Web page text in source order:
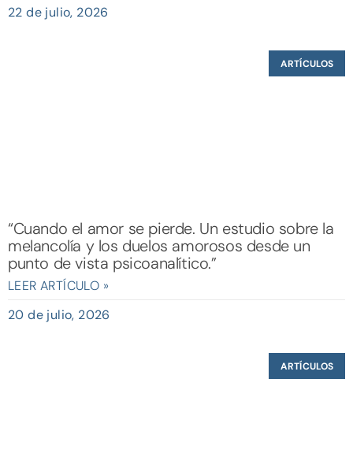
22 de julio, 2026
ARTÍCULOS
“Cuando el amor se pierde. Un estudio sobre la
melancolía y los duelos amorosos desde un
punto de vista psicoanalítico.”
LEER ARTÍCULO »
20 de julio, 2026
ARTÍCULOS